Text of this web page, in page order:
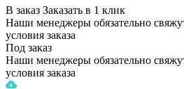
В заказ Заказать в 1 клик
Наши менеджеры обязательно
условия заказа
Под заказ
Наши менеджеры обязательно
условия заказа